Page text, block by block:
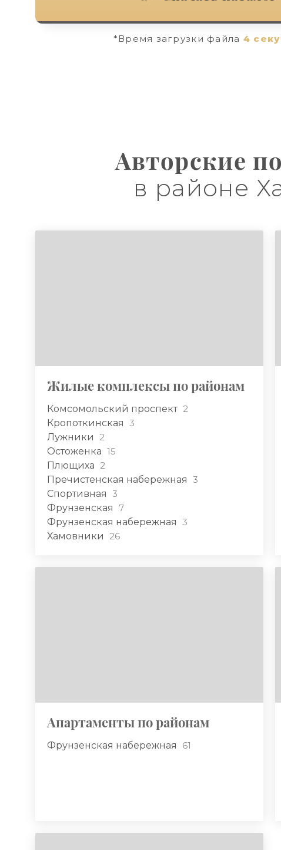
*Время загрузки файла 4
Авторские
в районе
Жилые комплексы по районам
Комсомольский проспект 2
Кропоткинская 3
Лужники
2
Остоженка 15
Плющиха 2
Пречистенская набережная 3
Спортивная 3
Фрунзенская
7
Фрунзенская набережная 3
Хамовники
26
Апартаменты по районам
Фрунзенская набережная 61